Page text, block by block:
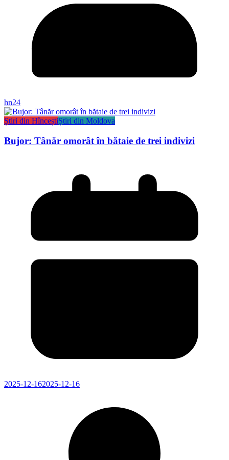
hn24
Știri din HînceștiȘtiri din Moldova
Bujor: Tânăr omorât în bătaie de trei indivizi
2025-12-162025-12-16